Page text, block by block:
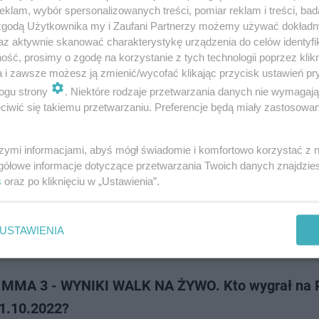
walczy na gali? Czy kibice mogą kupować wejściówki? Co wiadomo,
4 na żywo? …
walk Prime MMA 3. Kto wygrał na Prime MMA 3,
Prime MMA 3 - kto wygrał na Prime MMA 1.10.2022? Wyniki
gwiazd internetu, sportu i muzyki. Po kilku tygodniach gry
3 - WYNIKI WALK NA ŻYWO. Kto wygrał na
wybór spersonalizowanych treści, pomiar reklam i treści,
Użytkownika my i Zaufani Partnerzy możemy używać
aktywnie skanować charakterystykę urządzenia do celów
prosimy o zgodę na korzystanie z tych technologii poprzez
i zawsze możesz ją zmienić/wycofać klikając przycisk ustawień
strony
. Niektóre rodzaje przetwarzania danych nie
się takiemu przetwarzaniu. Preferencje będą miały
informacjami, abyś mógł świadomie i komfortowo korzystać z
informacje dotyczące przetwarzania Twoich danych
oraz po kliknięciu w „Ustawienia”.
USTAWIENIA